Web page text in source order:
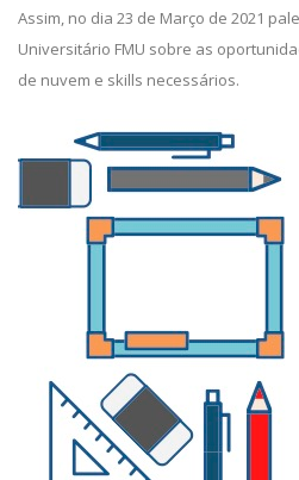
Assim, no dia 23 de Março de 2021
Universitário FMU sobre as
de nuvem e skills necessários.